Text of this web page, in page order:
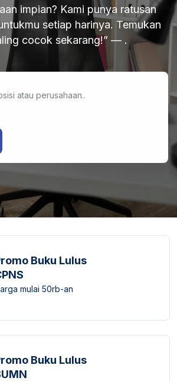
impian? Kami punya ratusan
setiap harinya. Temukan
cocok sekarang!” — .
Buku Lulus
mulai 50rb-an
Buku Lulus